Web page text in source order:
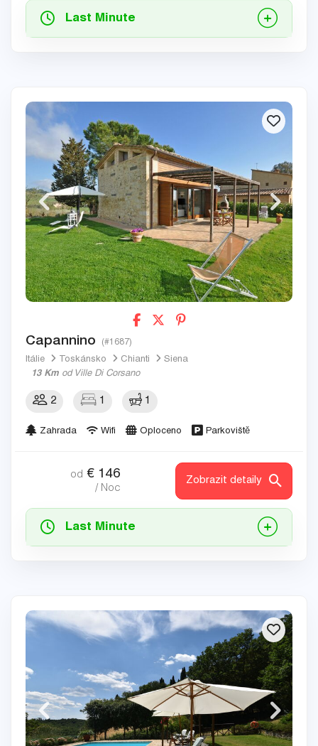
Last Minute
Capannino (#1687)
Itálie Toskánsko Chianti
Siena
13 Km od Ville Di Corsano
2 1 1
Zahrada Wifi Oploceno Parkoviště
od € 146
/ Noc
Zobrazit detaily
Last Minute